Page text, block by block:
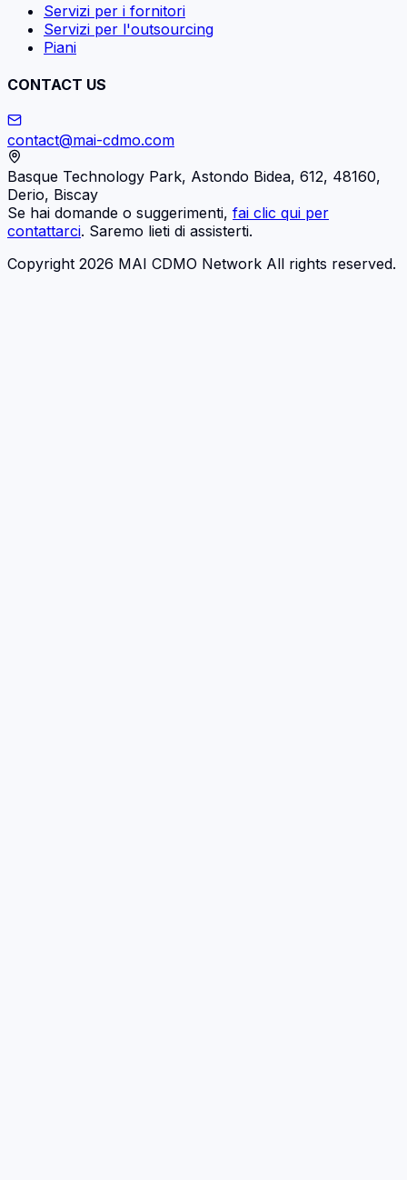
Servizi per i fornitori
Servizi per l'outsourcing
Piani
CONTACT US
contact@mai-cdmo.com
Basque Technology Park, Astondo Bidea, 612, 48160,
Derio, Biscay
Se hai domande o suggerimenti, fai clic qui per
contattarci. Saremo lieti di assisterti.
Copyright 2026 MAI CDMO Network All rights reserved.